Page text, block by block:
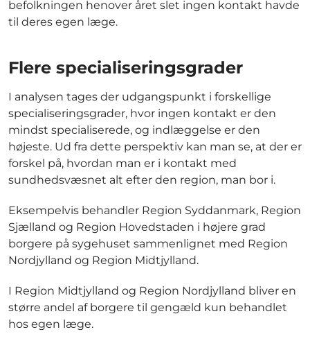
befolkningen henover året slet ingen kontakt havde
til deres egen læge.
Flere specialiseringsgrader
I analysen tages der udgangspunkt i forskellige
specialiseringsgrader, hvor ingen kontakt er den
mindst specialiserede, og indlæggelse er den
højeste. Ud fra dette perspektiv kan man se, at der er
forskel på, hvordan man er i kontakt med
sundhedsvæsnet alt efter den region, man bor i.
Eksempelvis behandler Region Syddanmark, Region
Sjælland og Region Hovedstaden i højere grad
borgere på sygehuset sammenlignet med Region
Nordjylland og Region Midtjylland.
I Region Midtjylland og Region Nordjylland bliver en
større andel af borgere til gengæld kun behandlet
hos egen læge.